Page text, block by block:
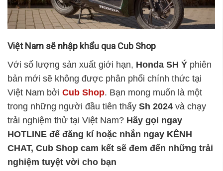
Việt Nam sẽ nhập khẩu qua Cub Shop
Với số lượng sản xuất giới hạn, Honda SH Ý phiên
bản mới sẽ không được phân phối chính thức tại
Việt Nam bởi Cub Shop. Bạn mong muốn là một
trong những người đầu tiên thấy Sh 2024 và chạy
trải nghiệm thử tại Việt Nam? Hãy gọi ngay
HOTLINE để đăng kí hoặc nhắn ngay KÊNH
CHAT, Cub Shop cam kết sẽ đem đến những trải
nghiệm tuyệt vời cho bạn